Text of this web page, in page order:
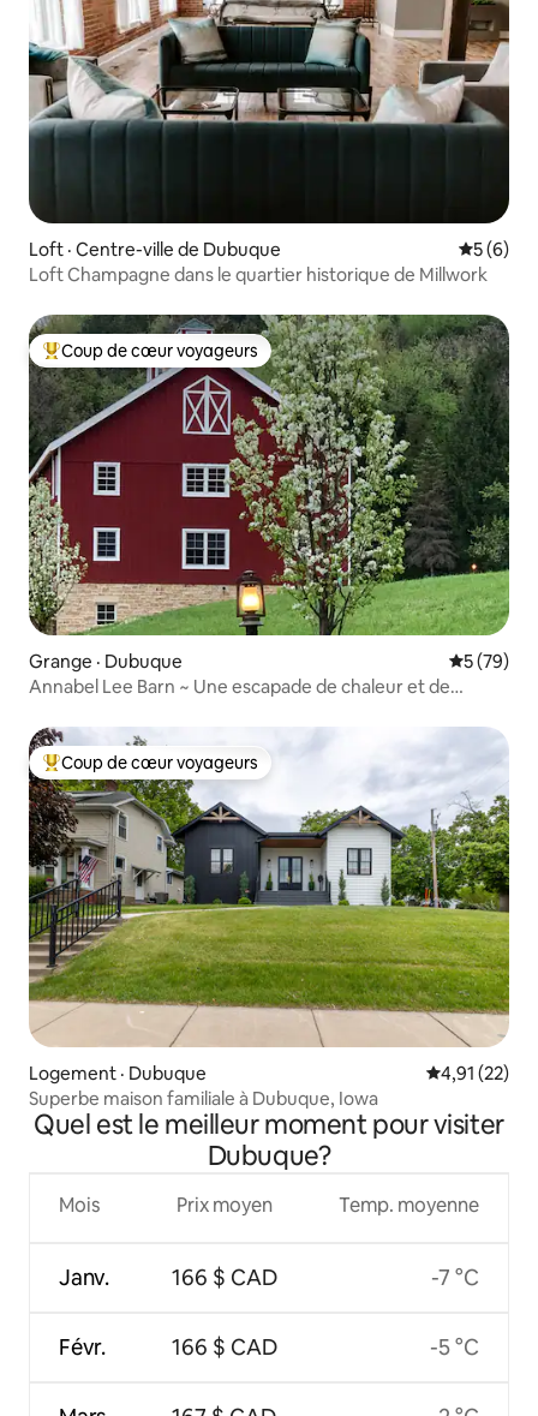
Loft · Centre-ville de Dubuque Note
5 (6)
Loft Champagne dans le quartier historique de Millwork
Coup de cœur voyageurs parmi les plus aimés
Coup de cœur voyageurs
Grange · Dubuque Note
5 (79)
Annabel Lee Barn ~ Une escapade de chaleur et de
Coup de cœur voyageurs parmi les plus aimés
Coup de cœur voyageurs
Logement · Dubuque Note
4,91 (22)
Superbe maison familiale à Dubuque, Iowa
Quel est le meilleur moment pour visiter
Dubuque?
Mois
Janv.
Févr.
Prix moyen
166 $ CAD
166 $ CAD
Temp. moyenne
-7 °C
-5 °C